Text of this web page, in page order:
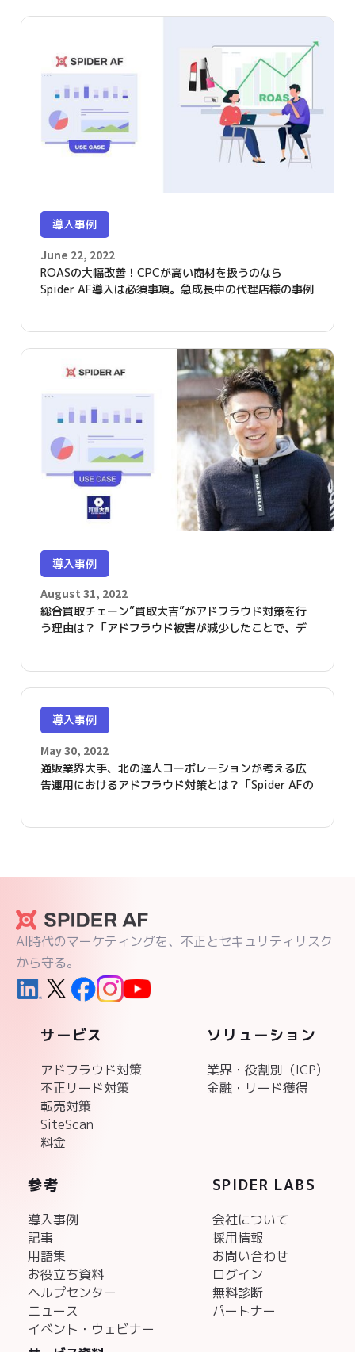
導入事例
June 22, 2022
ROASの大幅改善！CPCが高い商材を扱うのなら
Spider AF導入は必須事項。急成長中の代理店様の事例
導入事例
August 31, 2022
総合買取チェーン”買取大吉”がアドフラウド対策を行
う理由は？「アドフラウド被害が減少したことで、デ
導入事例
May 30, 2022
通販業界大手、北の達人コーポレーションが考える広
告運用におけるアドフラウド対策とは？「Spider AFの
AI時代のマーケティングを、不正とセキュリティリスク
から守る。
サービス
アドフラウド対策
不正リード対策
転売対策
SiteScan
料金
ソリューション
業界・役割別（ICP)
金融・リード獲得
参考
導入事例
記事
用語集
お役立ち資料
ヘルプセンター
ニュース
イベント・ウェビナー
SPIDER LABS
会社について
採用情報
お問い合わせ
ログイン
無料診断
パートナー